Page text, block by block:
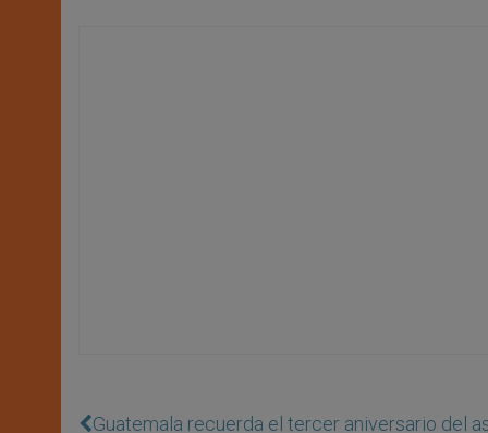
Guatemala recuerda el tercer aniversario del